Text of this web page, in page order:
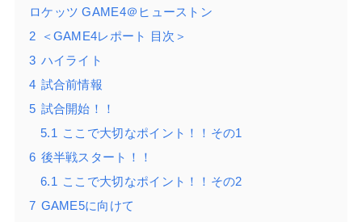
ロケッツ GAME4＠ヒューストン
2
＜GAME4レポート 目次＞
3 ハイライト
4 試合前情報
5 試合開始！！
5.1 ここで大切なポイント！！その1
6 後半戦スタート！！
6.1 ここで大切なポイント！！その2
7 GAME5に向けて